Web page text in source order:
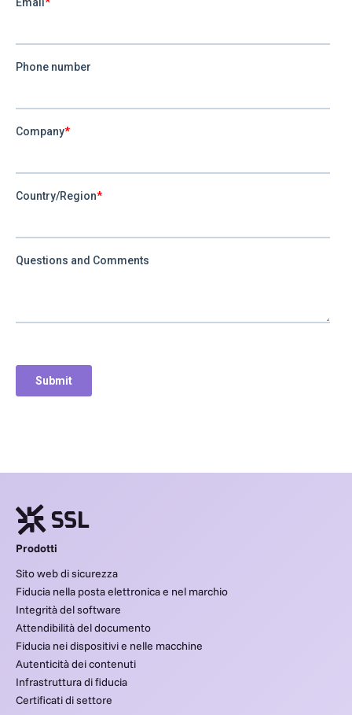
Prodotti
Sito web di sicurezza
Fiducia nella posta elettronica e nel marchio
Integrità del software
Attendibilità del documento
Fiducia nei dispositivi e nelle macchine
Autenticità dei contenuti
Infrastruttura di fiducia
Certificati di settore